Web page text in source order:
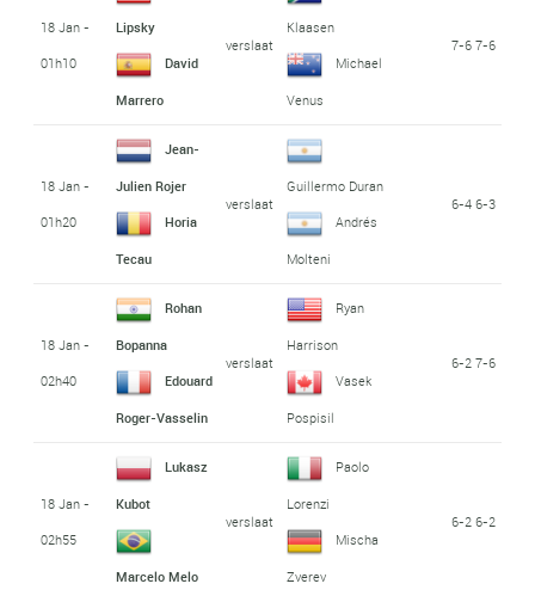
18 Jan -
01h10
Lipsky
David
Marrero
verslaat
Klaasen
Michael
Venus
7-6 7-6
18 Jan -
01h20
Jean-
Julien Rojer
Horia
Tecau
verslaat
Guillermo Duran
Andrés
Molteni
6-4 6-3
18 Jan -
02h40
Rohan
Bopanna
Edouard
Roger-Vasselin
verslaat
Ryan
Harrison
Vasek
Pospisil
6-2 7-6
18 Jan -
02h55
Lukasz
Kubot
Marcelo Melo
verslaat
Paolo
Lorenzi
Mischa
Zverev
6-2 6-2